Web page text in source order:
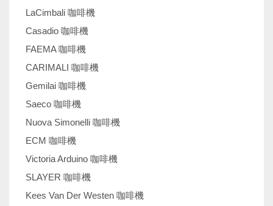
LaCimbali 咖啡機
Casadio 咖啡機
FAEMA 咖啡機
CARIMALI 咖啡機
Gemilai 咖啡機
Saeco 咖啡機
Nuova Simonelli 咖啡機
ECM 咖啡機
Victoria Arduino 咖啡機
SLAYER 咖啡機
Kees Van Der Westen 咖啡機